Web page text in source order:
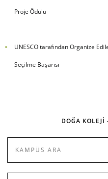
Proje Ödülü
UNESCOtarafından Organize
Seçilme Başarısı
DOĞA KOLEJİ